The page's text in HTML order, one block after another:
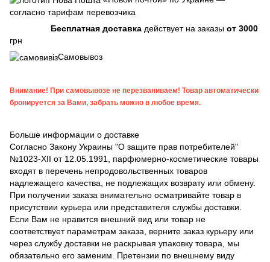
согласно тарифам перевозчика
Бесплатная доставка действует на заказы от 3000
грн
Самовывоз
Внимание! При самовывозе не перезваниваем! Товар автоматически
бронируется за Вами, забрать можно в любое время.
Больше информации о доставке
Согласно Закону Украины "О защите прав потребителей"
№1023-XII от 12.05.1991, парфюмерно-косметические товары
входят в перечень непродовольственных товаров
надлежащего качества, не подлежащих возврату или обмену.
При получении заказа внимательно осматривайте товар в
присутствии курьера или представителя службы доставки.
Если Вам не нравится внешний вид или товар не
соответствует параметрам заказа, верните заказ курьеру или
через службу доставки не раскрывая упаковку товара, мы
обязательно его заменим. Претензии по внешнему виду